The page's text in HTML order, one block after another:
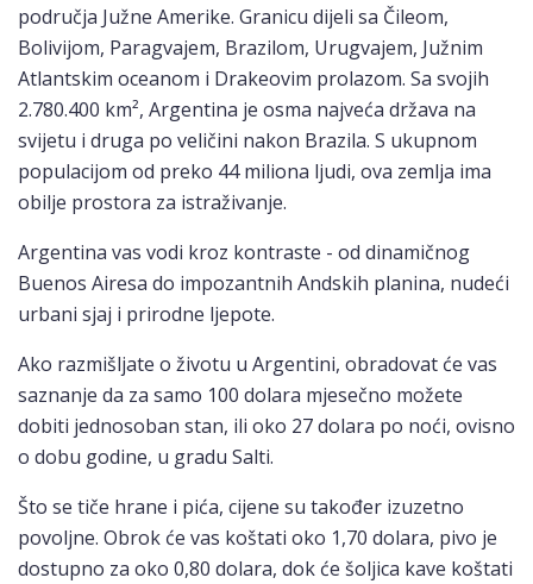
područja Južne Amerike. Granicu dijeli sa Čileom,
Bolivijom, Paragvajem, Brazilom, Urugvajem, Južnim
Atlantskim oceanom i Drakeovim prolazom. Sa svojih
2.780.400 km², Argentina je osma najveća država na
svijetu i druga po veličini nakon Brazila. S ukupnom
populacijom od preko 44 miliona ljudi, ova zemlja ima
obilje prostora za istraživanje.
Argentina vas vodi kroz kontraste - od dinamičnog
Buenos Airesa do impozantnih Andskih planina, nudeći
urbani sjaj i prirodne ljepote.
Ako razmišljate o životu u Argentini, obradovat će vas
saznanje da za samo 100 dolara mjesečno možete
dobiti jednosoban stan, ili oko 27 dolara po noći, ovisno
o dobu godine, u gradu Salti.
Što se tiče hrane i pića, cijene su također izuzetno
povoljne. Obrok će vas koštati oko 1,70 dolara, pivo je
dostupno za oko 0,80 dolara, dok će šoljica kave koštati